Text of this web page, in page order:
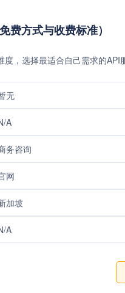
方式与收费标准）
，选择最适合自己需求的
无
A
务咨询
网
加坡
A